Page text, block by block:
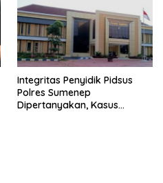
Integritas Penyidik Pidsus
Polres Sumenep
Dipertanyakan, Kasus